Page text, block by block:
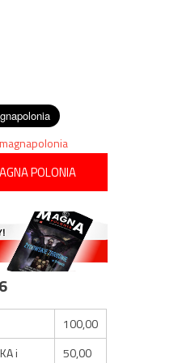
POLONIA
100,00
i
50,00